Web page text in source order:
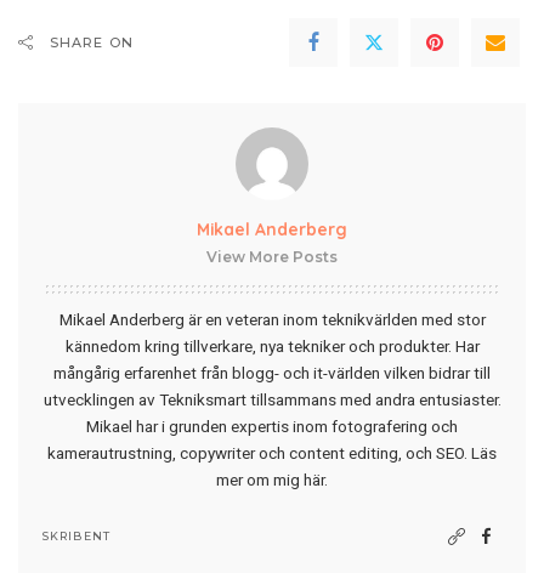
SHARE ON
Mikael Anderberg
View More Posts
Mikael Anderberg är en veteran inom teknikvärlden med stor
kännedom kring tillverkare, nya tekniker och produkter. Har
mångårig erfarenhet från blogg- och it-världen vilken bidrar till
utvecklingen av Tekniksmart tillsammans med andra entusiaster.
Mikael har i grunden expertis inom fotografering och
kamerautrustning, copywriter och content editing, och SEO. Läs
mer om mig här.
SKRIBENT